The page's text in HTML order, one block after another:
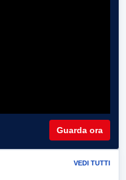
Guarda ora
VEDI TUTTI